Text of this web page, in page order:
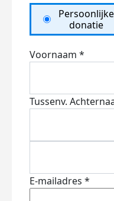
Persoonlijke
donatie
Voornaam *
Tussenv.
E-mailadres *